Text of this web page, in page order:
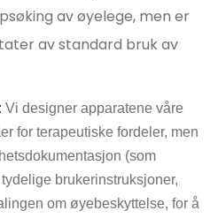
av øyelege, men er
av standard bruk av
Vi designer apparatene våre
for terapeutiske fordeler, men
(som
brukerinstruksjoner,
om øyebeskyttelse, for å